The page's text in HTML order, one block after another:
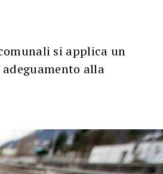
si applica un
adeguamento alla